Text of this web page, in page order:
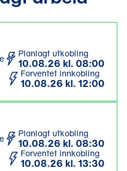
Planlagt utkobling
10.08.26 kl. 08:00
Forventet innkobling
10.08.26 kl. 12:00
Planlagt utkobling
10.08.26 kl. 08:30
Forventet innkobling
10.08.26 kl. 13:30